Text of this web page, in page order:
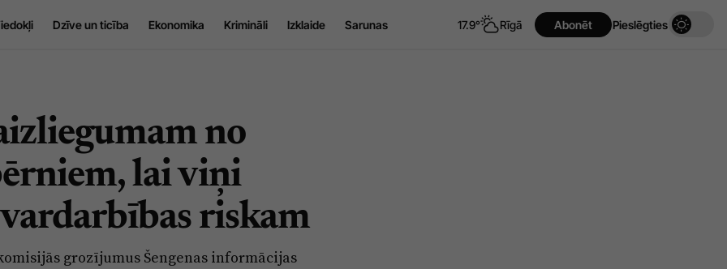
Dzīve un ticība Ekonomika Krimināli Izklaide Sarunas 17.9° Rīgā Abonēt Pieslēgties
no
lai viņi
riskam
grozījumus Šengenas informācijas